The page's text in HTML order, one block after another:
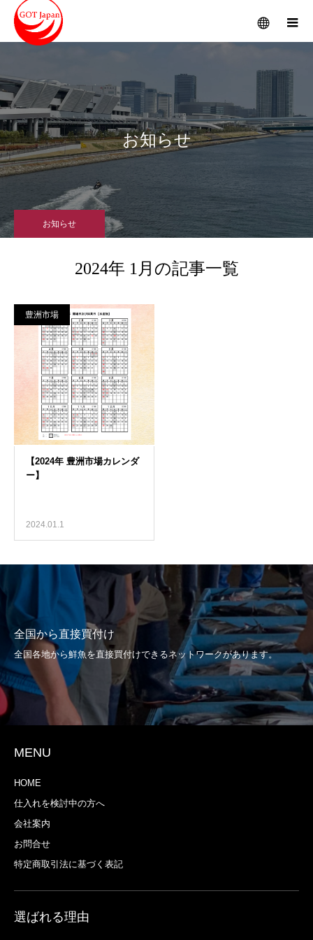
メニュー
お知らせ
お知らせ
2024年 1月の記事一覧
豊洲市場
2024.01.1
全国から直接買付け
全国各地から鮮魚を直接買付けできるネットワークがあります。
MENU
HOME
仕入れを検討中の方へ
会社案内
お問合せ
特定商取引法に基づく表記
選ばれる理由